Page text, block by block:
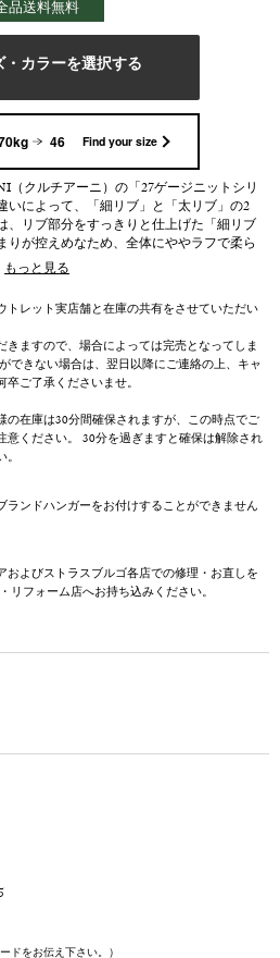
品送料無料
カラーを選択する
46 Find your size
クルチアーニ）の「27ゲージニットシリ
いによって、「細リブ」と「太リブ」の2
、リブ部分をすっきりと仕上げた「細リブ
りが控えめなため、全体にややラフで柔ら
トルネックの上品さはそのままに、カジュ
タイルやスーツのインナーにも好適です。
高いベーシックアイテムです。
ションを展開する27ゲージシリーズは、色
象的な美しいトーンに仕上げられている
秋冬はウールと、素材によって異なる表情
。こちらの商品に採用されているのは、繊
ウールです。しっとりとしたなめらかなタ
に太陽の光に照らされた際の艶やかさは
目の詰まりと均一な整いを両立します。肌
適度なハリ感を併せ持つ立体的なシルエ
もっと見る
トレット実店舗と在庫の共有をさせていただい
ますので、場合によっては完売となってしま
できない場合は、翌日以降にご連絡の上、キャ
ご了承くださいませ。
在庫は30分間確保されますが、この時点でご
ください。 30分を過ぎますと確保は解除され
ンドハンガーをお付けすることができません
よびストラスブルゴ各店での修理・お直しを
フォーム店へお持ち込みください。
ドをお伝え下さい。）